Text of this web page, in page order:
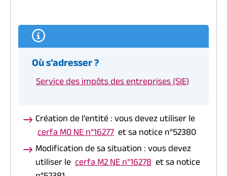
Où s’adresser ?
Service des impôts des entreprises (SIE)
Création de l’entité : vous devez utiliser le
cerfa M0 NE n°16277 et sa notice n°52380
Modification de sa situation : vous devez
utiliser le cerfa M2 NE n°16278 et sa notice